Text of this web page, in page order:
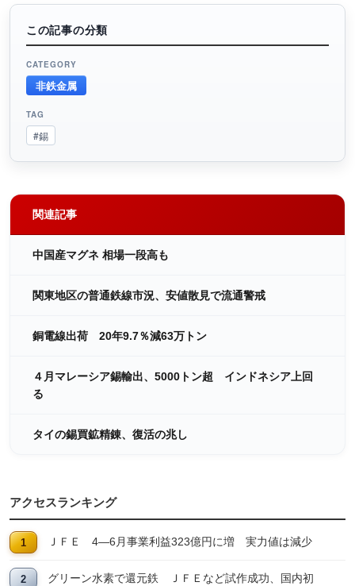
この記事の分類
CATEGORY
非鉄金属
TAG
#錫
関連記事
中国産マグネ 相場一段高も
関東地区の普通鉄線市況、安値散見で流通警戒
銅電線出荷 20年9.7％減63万トン
４月マレーシア錫輸出、5000トン超 インドネシア上回
る
タイの錫買鉱精錬、復活の兆し
アクセスランキング
ＪＦＥ 4―6月事業利益323億円に増 実力値は減少
グリーン水素で還元鉄 ＪＦＥなど試作成功、国内初